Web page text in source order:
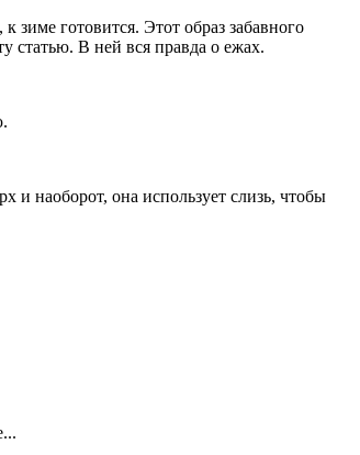
зиме готовится. Этот образ забавного
статью. В ней вся правда о ежах.
и наоборот, она использует слизь, чтобы